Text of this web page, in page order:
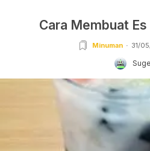
Cara Membuat
Minuman 31/